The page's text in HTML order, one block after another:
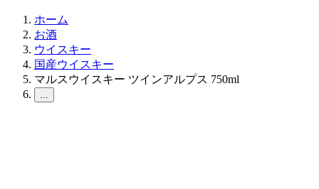
ホーム
お酒
ウイスキー
国産ウイスキー
マルスウイスキー ツインアルプス 750ml
...